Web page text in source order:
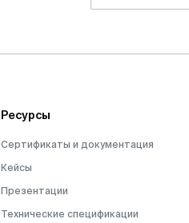
Ресурсы
Сертификаты и документация
Кейсы
Презентации
Технические спецификации